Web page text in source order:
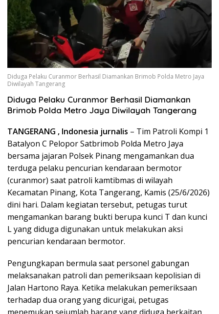
Diduga Pelaku Curanmor Berhasil Diamankan Brimob Polda Metro Jaya
Diwilayah Tangerang
Diduga Pelaku Curanmor Berhasil Diamankan
Brimob Polda Metro Jaya Diwilayah Tangerang
TANGERANG , Indonesia jurnalis – Tim Patroli Kompi 1
Batalyon C Pelopor Satbrimob Polda Metro Jaya
bersama jajaran Polsek Pinang mengamankan dua
terduga pelaku pencurian kendaraan bermotor
(curanmor) saat patroli kamtibmas di wilayah
Kecamatan Pinang, Kota Tangerang, Kamis (25/6/2026)
dini hari. Dalam kegiatan tersebut, petugas turut
mengamankan barang bukti berupa kunci T dan kunci
L yang diduga digunakan untuk melakukan aksi
pencurian kendaraan bermotor.
Pengungkapan bermula saat personel gabungan
melaksanakan patroli dan pemeriksaan kepolisian di
Jalan Hartono Raya. Ketika melakukan pemeriksaan
terhadap dua orang yang dicurigai, petugas